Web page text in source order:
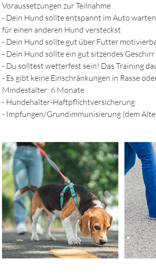
Voraussetzungen zur Teilnahme
- Dein Hund sollte entspannt im Auto
für einen anderen Hund versteckst
- Dein Hund sollte gut über Futter
- Dein Hund sollte ein gut sitzendes
- Du solltest wetterfest sein! Das Training
- Es gibt keine Einschränkungen in Rasse
Mindestalter: 6 Monate
- Hundehalter-Haftpflichtversicherung
- Impfungen/Grundimmunisierung (dem